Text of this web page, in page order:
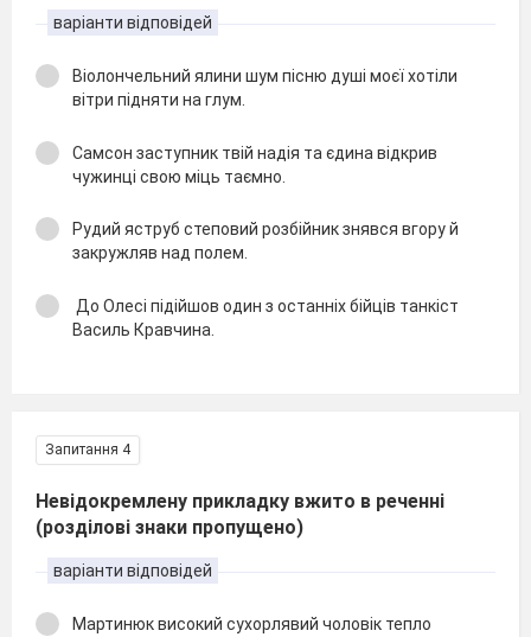
варіанти відповідей
Віолончельний ялини шум пісню душі моєї хотіли
вітри підняти на глум.
Самсон заступник твій надія та єдина відкрив
чужинці свою міць таємно.
Рудий яструб степовий розбійник знявся вгору й
закружляв над полем.
До Олесі підійшов один з останніх бійців танкіст
Василь Кравчина.
Запитання 4
Невідокремлену прикладку вжито в реченні
(розділові знаки пропущено)
варіанти відповідей
Мартинюк високий сухорлявий чоловік тепло